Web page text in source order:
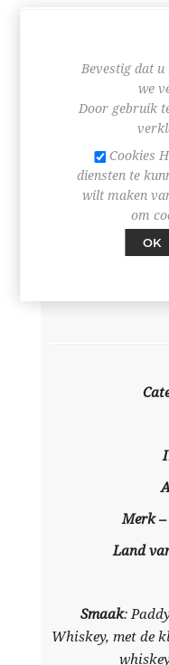
Merk
Land
Smaak:
Whiskey, met de
Bevestig dat
we
Door gebruik
Cookies
diensten te
wilt maken
om
OK